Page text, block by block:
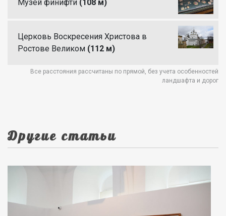
Музей финифти (108 м)
Церковь Воскресения Христова в
Ростове Великом (112 м)
Все расстояния рассчитаны по прямой, без учета особенностей
ландшафта и дорог
Другие статьи